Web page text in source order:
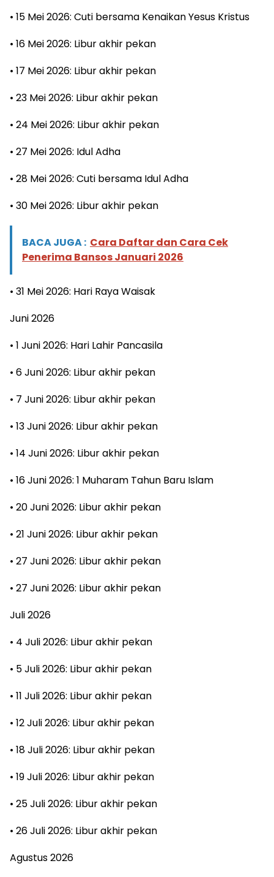
• 15 Mei 2026: Cuti bersama Kenaikan Yesus Kristus
• 16 Mei 2026: Libur akhir pekan
• 17 Mei 2026: Libur akhir pekan
• 23 Mei 2026: Libur akhir pekan
• 24 Mei 2026: Libur akhir pekan
• 27 Mei 2026: Idul Adha
• 28 Mei 2026: Cuti bersama Idul Adha
• 30 Mei 2026: Libur akhir pekan
BACA JUGA : Cara Daftar dan Cara Cek
Penerima Bansos Januari 2026
• 31 Mei 2026: Hari Raya Waisak
Juni 2026
• 1 Juni 2026: Hari Lahir Pancasila
• 6 Juni 2026: Libur akhir pekan
• 7 Juni 2026: Libur akhir pekan
• 13 Juni 2026: Libur akhir pekan
• 14 Juni 2026: Libur akhir pekan
• 16 Juni 2026: 1 Muharam Tahun Baru Islam
• 20 Juni 2026: Libur akhir pekan
• 21 Juni 2026: Libur akhir pekan
• 27 Juni 2026: Libur akhir pekan
• 27 Juni 2026: Libur akhir pekan
Juli 2026
• 4 Juli 2026: Libur akhir pekan
• 5 Juli 2026: Libur akhir pekan
• 11 Juli 2026: Libur akhir pekan
• 12 Juli 2026: Libur akhir pekan
• 18 Juli 2026: Libur akhir pekan
• 19 Juli 2026: Libur akhir pekan
• 25 Juli 2026: Libur akhir pekan
• 26 Juli 2026: Libur akhir pekan
Agustus 2026